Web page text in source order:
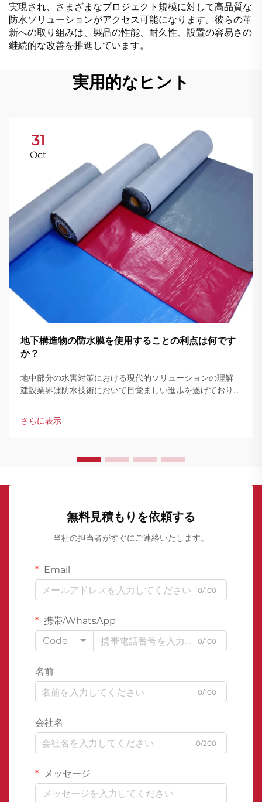
実現され、さまざまなプロジェクト規模に対して高品質な
防水ソリューションがアクセス可能になります。彼らの革
新への取り組みは、製品の性能、耐久性、設置の容易さの
継続的な改善を推進しています。
実用的なヒント
31
Oct
地下構造物の防水膜を使用することの利点は何です
か？
地中部分の水害対策における現代的ソリューションの理解
建設業界は防水技術において目覚ましい進歩を遂げており、
ます…
さらに表示
無料見積もりを依頼する
当社の担当者がすぐにご連絡いたします。
Email
0/100
携帯/WhatsApp
Code
0/100
名前
0/100
会社名
0/200
メッセージ